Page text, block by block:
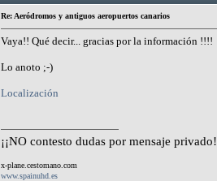
Re: Aeródromos y antiguos aeropuertos canarios
Vaya!! Qué decir... gracias por la información !!!!
Lo anoto ;-)
Localización
¡¡NO contesto dudas por mensaje
x-plane.cestomano.com
www.spainuhd.es